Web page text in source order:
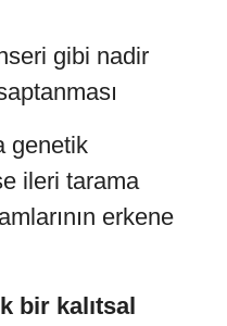
gibi nadir
genetik
ileri tarama
erkene
bir kalıtsal